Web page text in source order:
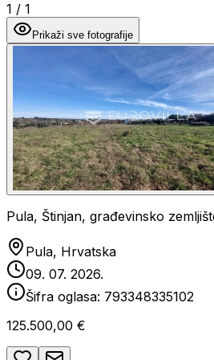
1 / 1
Prikaži sve fotografije
Pula, Štinjan, građevinsko
Pula, Hrvatska
09. 07. 2026.
Šifra oglasa: 793348335102
125.500,00 €